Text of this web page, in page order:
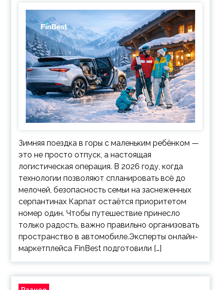
Зимняя поездка в горы с маленьким ребёнком —
это не просто отпуск, а настоящая
логистическая операция. В 2026 году, когда
технологии позволяют спланировать всё до
мелочей, безопасность семьи на заснеженных
серпантинах Карпат остаётся приоритетом
номер один. Чтобы путешествие принесло
только радость, важно правильно организовать
пространство в автомобиле.Эксперты онлайн-
маркетплейса FinBest подготовили […]